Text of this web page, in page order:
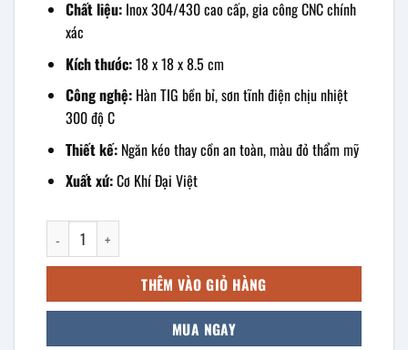
Chất liệu:Inox 304/430 cao cấp, gia công CNC chính
xác
Kích thước:18 x 18 x 8.5 cm
Công nghệ:Hàn TIG bền bỉ, sơn tĩnh điện chịu nhiệt
300 độ C
Thiết kế:Ngăn kéo thay cồn an toàn, màu đỏ thẩm mỹ
Xuất xứ:Cơ Khí Đại Việt
bếp cồn inox vuông màu đỏ 18x8.5cm số lượng
THÊM VÀO GIỎ HÀNG
MUA NGAY